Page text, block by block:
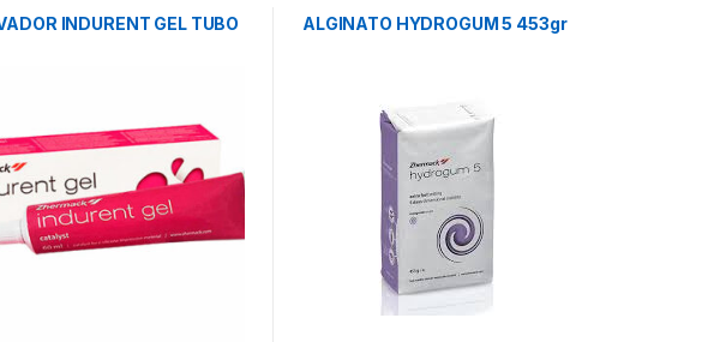
de Laboratorio
INDURENT GEL TUBO
ALGINATO HYDROGUM 5 453gr